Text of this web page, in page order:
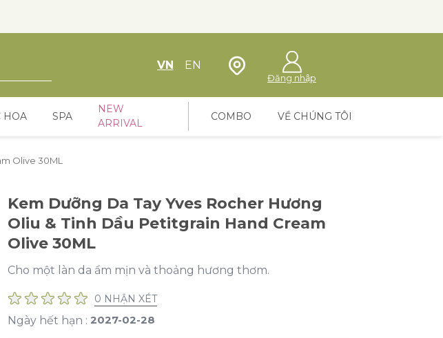
VN EN Định vị cửa hàng
Đăng nhập
HOA SPA
NEW
ARRIVAL
COMBO VỀ CHÚNG TÔI
Olive 30ML
Kem Dưỡng Da Tay Yves Rocher Hương
Oliu & Tinh Dầu Petitgrain Hand Cream
Olive 30ML
Cho một làn da ẩm mịn và thoảng hương thơm.
0 NHẬN XÉT
Ngày hết hạn : 2027-02-28